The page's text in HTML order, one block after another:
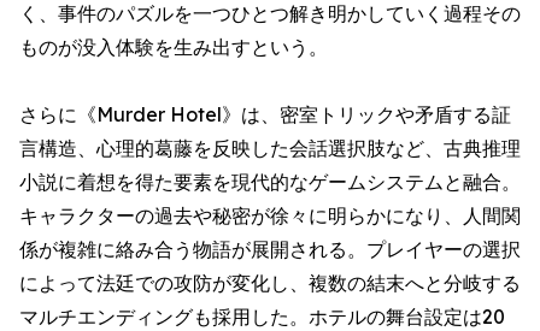
く、事件のパズルを一つひとつ解き明かしていく過程その
ものが没入体験を生み出すという。
さらに《Murder Hotel》は、密室トリックや矛盾する証
言構造、心理的葛藤を反映した会話選択肢など、古典推理
小説に着想を得た要素を現代的なゲームシステムと融合。
キャラクターの過去や秘密が徐々に明らかになり、人間関
係が複雑に絡み合う物語が展開される。プレイヤーの選択
によって法廷での攻防が変化し、複数の結末へと分岐する
マルチエンディングも採用した。ホテルの舞台設定は20